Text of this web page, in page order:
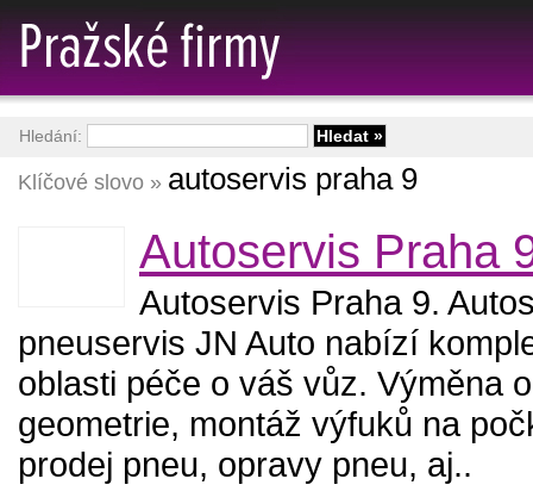
Klíčové slovo » autoservis praha 9
Autoservis Praha
Autoservis Praha 9.
pneuservis JN Auto nabízí
oblasti péče o váš vůz. Výměna
geometrie, montáž výfuků na
prodej pneu, opravy pneu, aj..
Hledání: